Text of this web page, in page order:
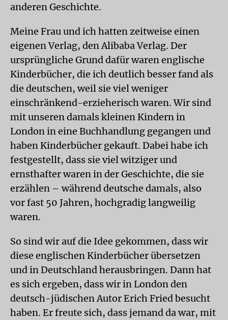
anderen Geschichte.
Meine Frau und ich hatten zeitweise einen
eigenen Verlag, den Alibaba Verlag. Der
ursprüngliche Grund dafür waren englische
Kinderbücher, die ich deutlich besser fand als
die deutschen, weil sie viel weniger
einschränkend-erzieherisch waren. Wir sind
mit unseren damals kleinen Kindern in
London in eine Buchhandlung gegangen und
haben Kinderbücher gekauft. Dabei habe ich
festgestellt, dass sie viel witziger und
ernsthafter waren in der Geschichte, die sie
erzählen – während deutsche damals, also
vor fast 50 Jahren, hochgradig langweilig
waren.
So sind wir auf die Idee gekommen, dass wir
diese englischen Kinderbücher übersetzen
und in Deutschland herausbringen. Dann hat
es sich ergeben, dass wir in London den
deutsch-jüdischen Autor Erich Fried besucht
haben. Er freute sich, dass jemand da war, mit